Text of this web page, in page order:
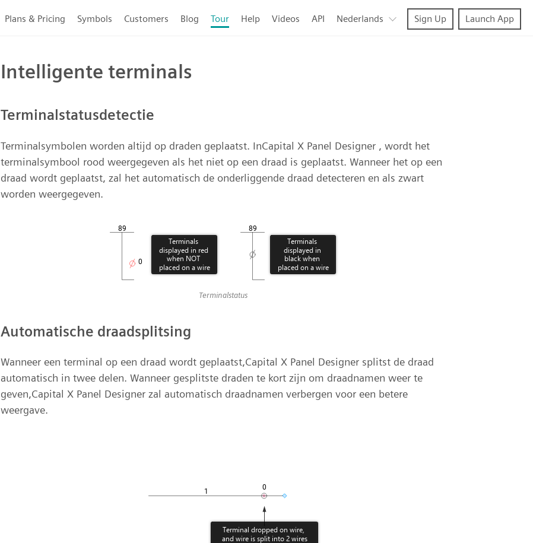
Plans & Pricing Symbols Customers Blog Tour Help Videos API Nederlands Sign Up Launch App
Intelligente terminals
Terminalstatusdetectie
Terminalsymbolen worden altijd op draden geplaatst. InCapital X Panel Designer , wordt het
terminalsymbool rood weergegeven als het niet op een draad is geplaatst. Wanneer het op een
draad wordt geplaatst, zal het automatisch de onderliggende draad detecteren en als zwart
worden weergegeven.
Terminalstatus
Automatische draadsplitsing
Wanneer een terminal op een draad wordt geplaatst,Capital X Panel Designer splitst de draad
automatisch in twee delen. Wanneer gesplitste draden te kort zijn om draadnamen weer te
geven,Capital X Panel Designer zal automatisch draadnamen verbergen voor een betere
weergave.